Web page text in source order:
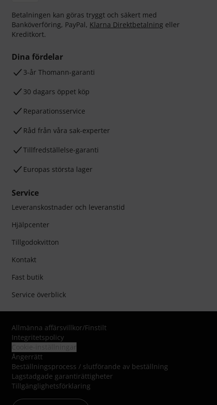
Betalningen kan göras tryggt och säkert med
Banköverföring, PayPal, Klarna Direktbetalning eller
Kreditkort.
Dina fördelar
3-år Thomann-garanti
30 dagars öppet köp
Reparationsservice
Råd från våra sak-experter
Tillfredställelse-garanti
Europas största lager
Service
Leveranskostnader och leveranstid
Hjälpcenter
Tillgodokvitton
Kontakt
Fast butik
Service överblick
Allmänna affärsvillkor/Finstilt
Integritetspolicy
Ångerrätt
Beställningsprocess / slutförande av beställning
Lagstadgade garantirättigheter
Tillgänglighetsförklaring